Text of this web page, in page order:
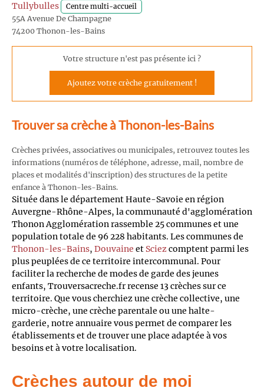
Tullybulles Centre multi-accueil
55A Avenue De Champagne
74200 Thonon-les-Bains
Votre structure n'est pas présente ici ?
Ajoutez votre crèche gratuitement !
Trouver sa crèche à Thonon-les-Bains
Crèches privées, associatives ou municipales, retrouvez toutes les
informations (numéros de téléphone, adresse, mail, nombre de
places et modalités d'inscription) des structures de la petite
enfance à Thonon-les-Bains.
Située dans le département Haute-Savoie en région
Auvergne-Rhône-Alpes, la communauté d'agglomération
Thonon Agglomération rassemble 25 communes et une
population totale de 96 228 habitants. Les communes de
Thonon-les-Bains, Douvaine et Sciezcomptent parmi les
plus peuplées de ce territoire intercommunal. Pour
faciliter la recherche de modes de garde des jeunes
enfants, Trouversacreche.fr recense 13 crèches sur ce
territoire. Que vous cherchiez une crèche collective, une
micro-crèche, une crèche parentale ou une halte-
garderie, notre annuaire vous permet de comparer les
établissements et de trouver une place adaptée à vos
besoins et à votre localisation.
Crèches autour de moi